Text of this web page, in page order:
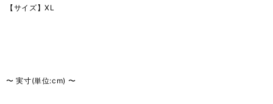
【サイズ】XL
〜 実寸(単位:cm) 〜